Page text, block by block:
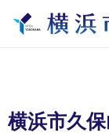
横浜市久